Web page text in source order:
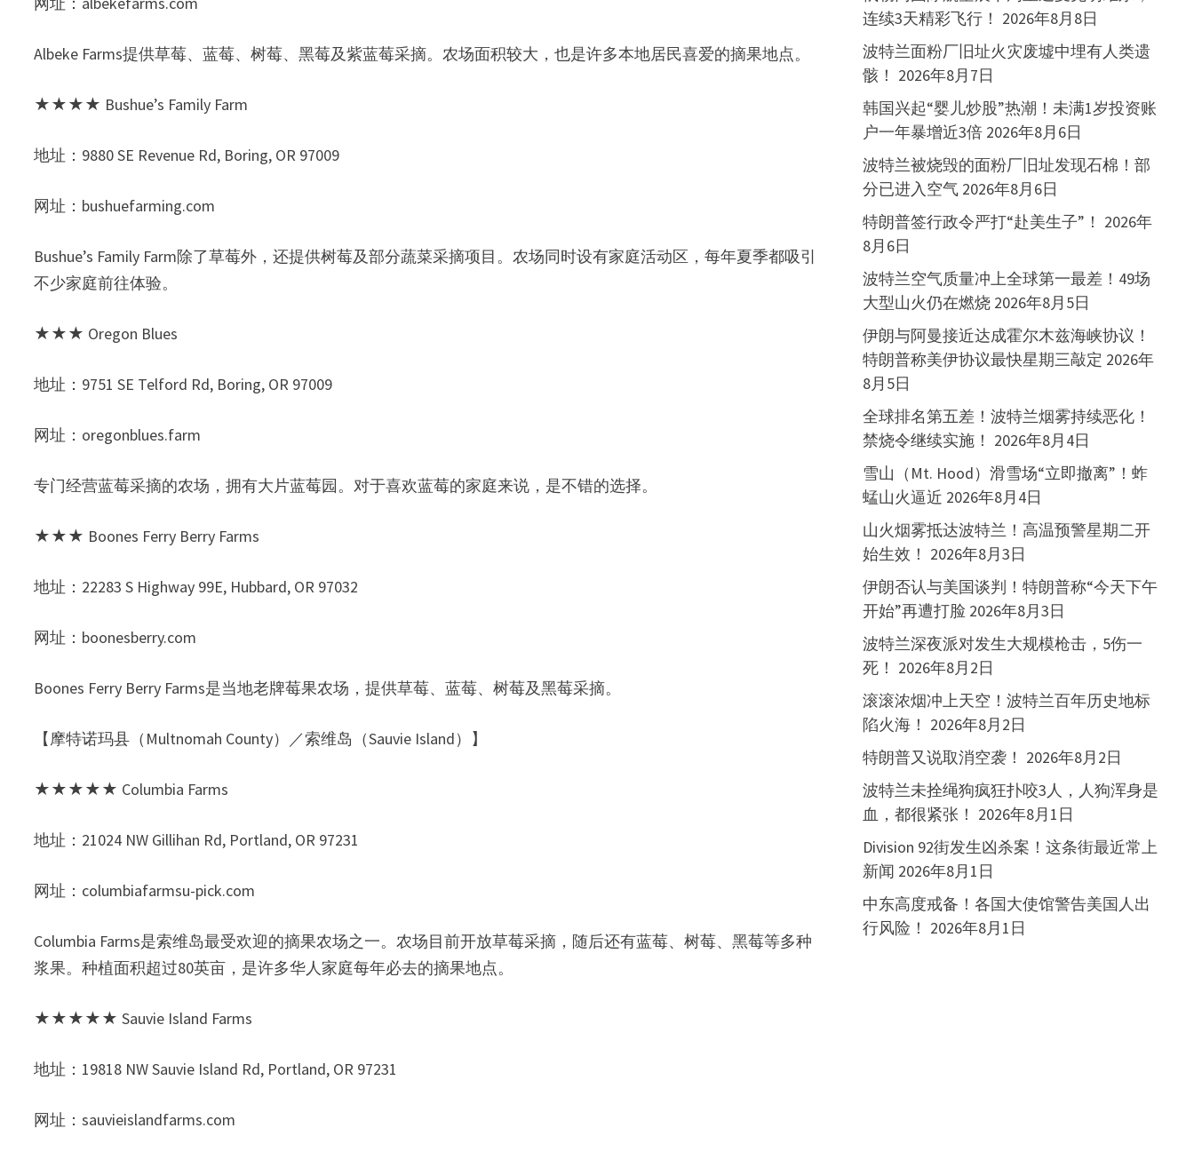
Albeke Farms提供草莓、蓝莓、树莓、黑莓及紫蓝莓采摘。农场面积较大，也是许多本地居民喜爱的摘果地点。
★★★★ Bushue’s Family Farm
地址：9880 SE Revenue Rd, Boring, OR 97009
网址：bushuefarming.com
Bushue’s Family Farm除了草莓外，还提供树莓及部分蔬菜采摘项目。农场同时设有家庭活动区，每年夏季都吸引
不少家庭前往体验。
★★★ Oregon Blues
地址：9751 SE Telford Rd, Boring, OR 97009
网址：oregonblues.farm
专门经营蓝莓采摘的农场，拥有大片蓝莓园。对于喜欢蓝莓的家庭来说，是不错的选择。
★★★ Boones Ferry Berry Farms
地址：22283 S Highway 99E, Hubbard, OR 97032
网址：boonesberry.com
Boones Ferry Berry Farms是当地老牌莓果农场，提供草莓、蓝莓、树莓及黑莓采摘。
【摩特诺玛县（Multnomah County）／索维岛（Sauvie Island）】
★★★★★ Columbia Farms
地址：21024 NW Gillihan Rd, Portland, OR 97231
网址：columbiafarmsu-pick.com
Columbia Farms是索维岛最受欢迎的摘果农场之一。农场目前开放草莓采摘，随后还有蓝莓、树莓、黑莓等多种
浆果。种植面积超过80英亩，是许多华人家庭每年必去的摘果地点。
★★★★★ Sauvie Island Farms
地址：19818 NW Sauvie Island Rd, Portland, OR 97231
网址：sauvieislandfarms.com
连续3天精彩飞行！ 2026年8月8日
波特兰面粉厂旧址火灾废墟中埋有人类遗
骸！ 2026年8月7日
韩国兴起“婴儿炒股”热潮！未满1岁投资账
户一年暴增近3倍 2026年8月6日
波特兰被烧毁的面粉厂旧址发现石棉！部
分已进入空气 2026年8月6日
特朗普签行政令严打“赴美生子”！ 2026年
8月6日
波特兰空气质量冲上全球第一最差！49场
大型山火仍在燃烧 2026年8月5日
伊朗与阿曼接近达成霍尔木兹海峡协议！
特朗普称美伊协议最快星期三敲定 2026年
8月5日
全球排名第五差！波特兰烟雾持续恶化！
禁烧令继续实施！ 2026年8月4日
雪山（Mt. Hood）滑雪场“立即撤离”！蚱
蜢山火逼近 2026年8月4日
山火烟雾抵达波特兰！高温预警星期二开
始生效！ 2026年8月3日
伊朗否认与美国谈判！特朗普称“今天下午
开始”再遭打脸 2026年8月3日
波特兰深夜派对发生大规模枪击，5伤一
死！ 2026年8月2日
滚滚浓烟冲上天空！波特兰百年历史地标
陷火海！ 2026年8月2日
特朗普又说取消空袭！ 2026年8月2日
波特兰未拴绳狗疯狂扑咬3人，人狗浑身是
血，都很紧张！ 2026年8月1日
Division 92街发生凶杀案！这条街最近常上
新闻 2026年8月1日
中东高度戒备！各国大使馆警告美国人出
行风险！ 2026年8月1日